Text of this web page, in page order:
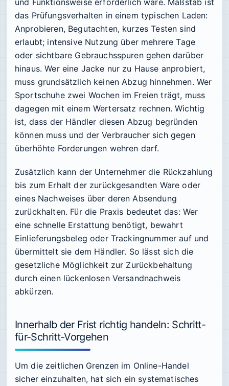
und Funktionsweise erforderlich wäre. Maßstab ist
das Prüfungsverhalten in einem typischen Laden:
Anprobieren, Begutachten, kurzes Testen sind
erlaubt; intensive Nutzung über mehrere Tage
oder sichtbare Gebrauchsspuren gehen darüber
hinaus. Wer eine Jacke nur zu Hause anprobiert,
muss grundsätzlich keinen Abzug hinnehmen. Wer
Sportschuhe zwei Wochen im Freien trägt, muss
dagegen mit einem Wertersatz rechnen. Wichtig
ist, dass der Händler diesen Abzug begründen
können muss und der Verbraucher sich gegen
überhöhte Forderungen wehren darf.
Zusätzlich kann der Unternehmer die Rückzahlung
bis zum Erhalt der zurückgesandten Ware oder
eines Nachweises über deren Absendung
zurückhalten. Für die Praxis bedeutet das: Wer
eine schnelle Erstattung benötigt, bewahrt
Einlieferungsbeleg oder Trackingnummer auf und
übermittelt sie dem Händler. So lässt sich die
gesetzliche Möglichkeit zur Zurückbehaltung
durch einen lückenlosen Versandnachweis
abkürzen.
Innerhalb der Frist richtig handeln: Schritt-
für-Schritt-Vorgehen
Um die zeitlichen Grenzen im Online-Handel
sicher einzuhalten, hat sich ein systematisches